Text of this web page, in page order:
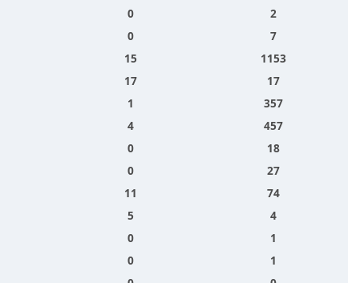
0 2
0 7
15 1153
17 17
1 357
4 457
0 18
0 27
11 74
5 4
0 1
0 1